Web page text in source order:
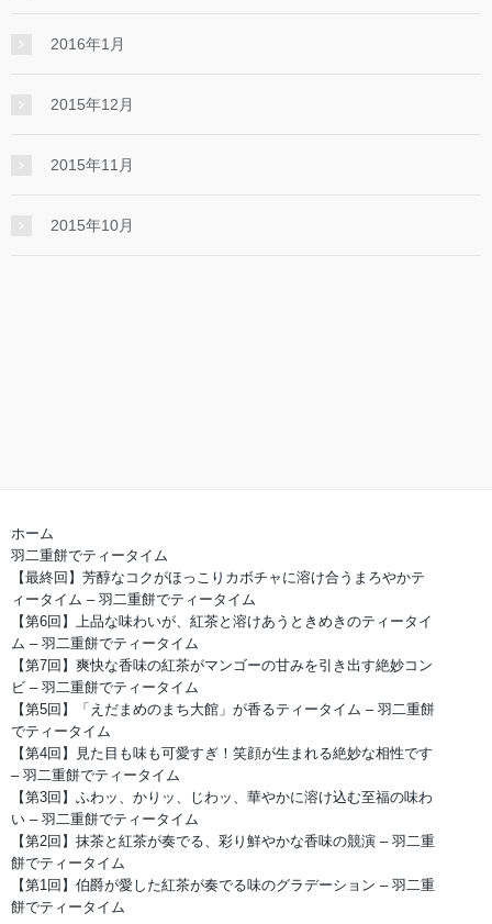
2016年1月
2015年12月
2015年11月
2015年10月
ホーム
羽二重餅でティータイム
【最終回】芳醇なコクがほっこりカボチャに溶け合うまろやかテ
ィータイム – 羽二重餅でティータイム
【第6回】上品な味わいが、紅茶と溶けあうときめきのティータイ
ム – 羽二重餅でティータイム
【第7回】爽快な香味の紅茶がマンゴーの甘みを引き出す絶妙コン
ビ – 羽二重餅でティータイム
【第5回】「えだまめのまち大館」が香るティータイム – 羽二重餅
でティータイム
【第4回】見た目も味も可愛すぎ！笑顔が生まれる絶妙な相性です
– 羽二重餅でティータイム
【第3回】ふわッ、かりッ、じわッ、華やかに溶け込む至福の味わ
い – 羽二重餅でティータイム
【第2回】抹茶と紅茶が奏でる、彩り鮮やかな香味の競演 – 羽二重
餅でティータイム
【第1回】伯爵が愛した紅茶が奏でる味のグラデーション – 羽二重
餅でティータイム